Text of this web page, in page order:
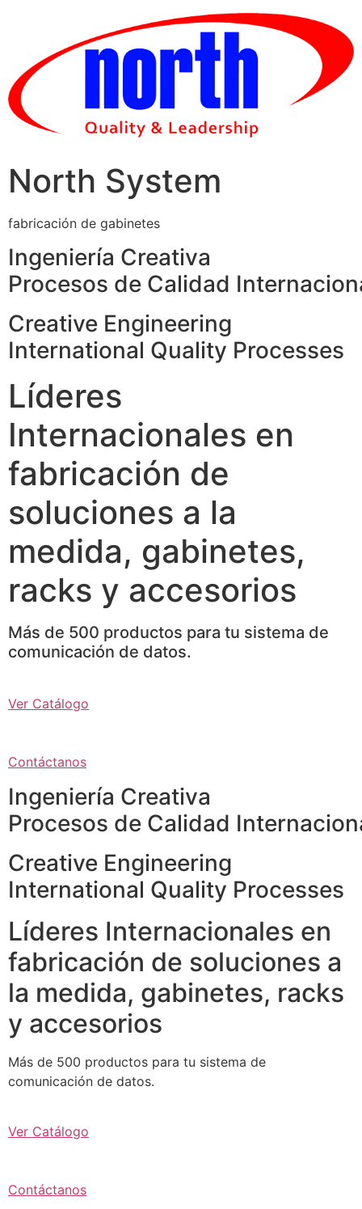
North System
fabricación de gabinetes
Ingeniería Creativa
Procesos de Calidad
Creative Engineering
International Quality Processes
Líderes
Internacionales en
fabricación de
soluciones a la
medida, gabinetes,
racks y accesorios
Más de 500 productos para tu sistema de
comunicación de datos.
Ver Catálogo
Contáctanos
Ingeniería Creativa
Procesos de Calidad
Creative Engineering
International Quality Processes
Líderes Internacionales en
fabricación de soluciones a
la medida, gabinetes, racks
y accesorios
Más de 500 productos para tu sistema de
comunicación de datos.
Ver Catálogo
Contáctanos